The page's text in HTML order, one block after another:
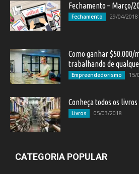
Fechamento – Março/
Fechamento 29/04/2018
Como ganhar $50.000/
trabalhando de
Empreendedorismo 15/
Conheça todos os
Livros 05/03/2018
CATEGORIA POPULAR